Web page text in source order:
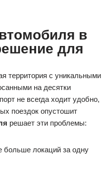
в
для
территория с уникальными
на десятки
не всегда ходит удобно,
поездок опустошит
решает эти проблемы:
больше локаций за одну